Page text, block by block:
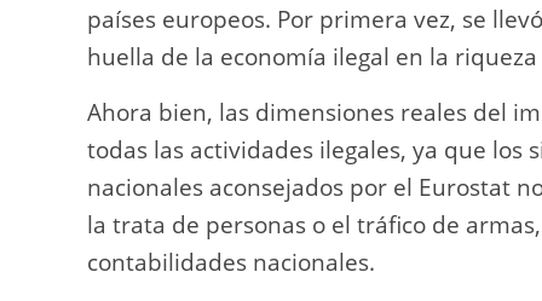
países europeos. Por primera vez, se
huella de la economía ilegal en la
Ahora bien, las dimensiones reales del
todas las actividades ilegales, ya que los
nacionales aconsejados por el Eurostat
la trata de personas o el tráfico de
contabilidades nacionales.